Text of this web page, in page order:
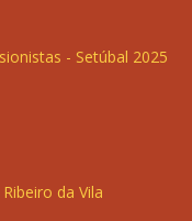
- Setúbal 2025
da Vila